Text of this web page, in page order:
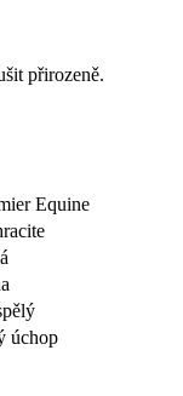
přirozeně.
Equine
úchop